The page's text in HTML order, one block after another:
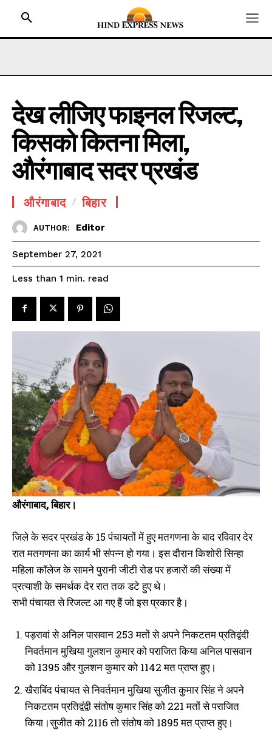
HOME
BIHAR
JHARKHAND
UTTAR PRADESH
MADHYA PRADESH
INTERNATIONAL
NATIONAL NEWS
CRIME NEWS
SPORTS NEWS
TECH NEWS
TOURISM NEWS
SEE PRICING
दाउदनगर प्रखण्ड के एक एक प्रत्याशी
का डिटेल्स, किसको कितना मिला, यहां
देखें
October 26, 2021
In "औरंगाबाद"
दाउदनगर में नामांकन शुरू, पहले दिन
प्रखण्ड कार्यालय में 404, अनुमंडल
कार्यालय में हुए 2 का नामांकन
September 30, 2021
In "औरंगाबाद"
नगर पंचायत बारुण में किसको मिला
कितना मत, कौन कहाँ से जीता, वार्ड से
लेकर अध्यक्ष तक
December 21, 2022
In "औरंगाबाद"
देख लीजिए फाइनल रिजल्ट,
किसको कितना मिला,
औरंगाबाद सदर प्रखंड
औरंगाबाद बिहार
AUTHOR: Editor
September 27, 2021
Less than 1 min. read
औरंगाबाद, बिहार।
जिले के सदर प्रखंड के 15 पंचायतों में हुए मतगणना के बाद रविवार देर
रात मतगणना का कार्य भी संपन्न हो गया। इस दौरान किशोरी सिन्हा
महिला कॉलेज के सामने पुरानी जीटी रोड पर हजारों की संख्या में
प्रत्याशी के समर्थक देर रात तक डटे हुए थे।
सभी पंचायत से रिजल्ट आ गए हैं जो इस प्रकार है।
पड़रावां से अनिल पासवान 253 मतों से अपने निकटतम प्रतिद्वंदी
निवर्तमान मुखिया गुलशन कुमार को पराजित किया अनिल पासवान
को 1395 और गुलशन कुमार को 1142 मत प्राप्त हुए।
खैराबिंद पंचायत से निवर्तमान मुखिया सुजीत कुमार सिंह ने अपने
निकटतम प्रतिद्वंद्वी संतोष कुमार सिंह को 221 मतों से पराजित
किया।सुजीत को 2116 तो संतोष को 1895 मत प्राप्त हुए।